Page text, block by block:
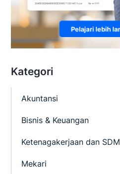
Kategori
Akuntansi
Bisnis & Keuangan
Ketenagakerjaan dan SDM
Mekari